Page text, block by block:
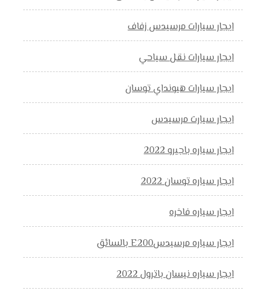
ايجار سيارات مرسيدس زفاف
ايجار سيارات نقل سياحي
ايجار سيارات هيونداي توسان
ايجار سيارت مرسيدس
ايجار سياره باجيرو 2022
ايجار سياره توسان 2022
ايجار سياره فاخره
ايجار سياره مرسيدسE200 بالسائق
ايجار سياره نيسان باترول 2022